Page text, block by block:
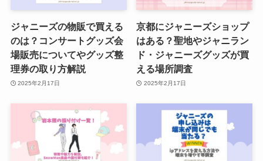
ボーイズビーメンバーを解説！入
れ替えやメンバーカラー・年齢や
関ジュメンバーは？
ジャニーズの物販で買える
のは？コンサートグッズ会
場販売についてやグッズ整
理券の取り方解説
2025年2月17日
京都にジャニーズショップ
はある？聖地やジャニラン
ド・ジャニーズグッズが買
える場所調査
2025年2月17日